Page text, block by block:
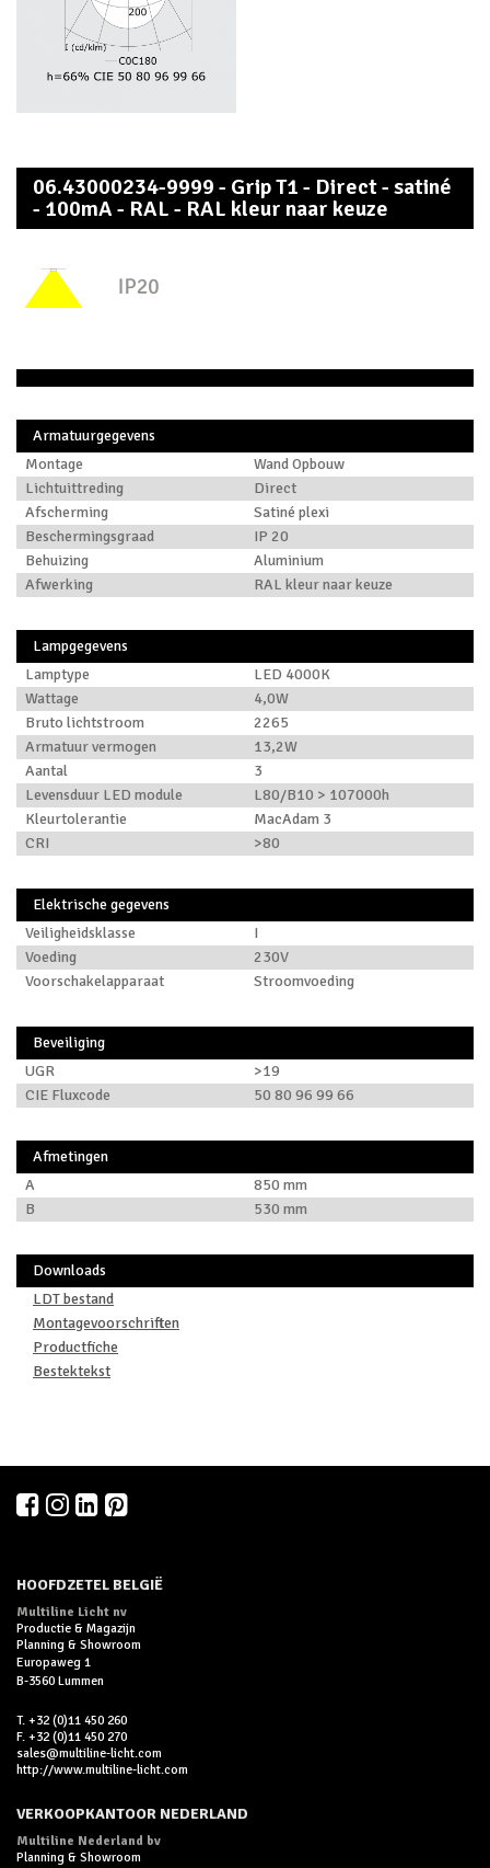
06.43000234-9999 - Grip T1 - Direct - satiné
- 100mA - RAL - RAL kleur naar keuze
Armatuurgegevens
Montage
Wand Opbouw
Lichtuittreding
Direct
Afscherming
Satiné plexi
Beschermingsgraad
IP 20
Behuizing
Aluminium
Afwerking
RAL kleur naar keuze
Lampgegevens
Lamptype
LED 4000K
Wattage
4,0W
Bruto lichtstroom
2265
Armatuur vermogen
13,2W
Aantal
3
Levensduur LED module
L80/B10 > 107000h
Kleurtolerantie
MacAdam 3
CRI
>80
Elektrische gegevens
Veiligheidsklasse
I
Voeding
230V
Voorschakelapparaat
Stroomvoeding
Beveiliging
UGR
>19
CIE Fluxcode
50 80 96 99 66
Afmetingen
A
850 mm
B
530 mm
Downloads
LDT bestand
Montagevoorschriften
Productfiche
Bestektekst
HOOFDZETEL BELGIË
Multiline Licht nv
Productie & Magazijn
Planning & Showroom
Europaweg 1
B-3560 Lummen
T. +32 (0)11 450 260
F. +32 (0)11 450 270
sales@multiline-licht.com
http://www.multiline-licht.com
VERKOOPKANTOOR NEDERLAND
Multiline Nederland bv
Planning & Showroom